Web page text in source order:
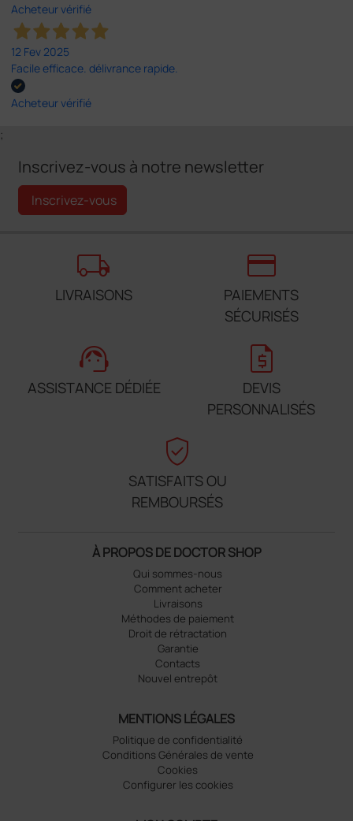
Acheteur vérifié
12 Fev 2025
Facile efficace. délivrance rapide.
Acheteur vérifié
;
Inscrivez-vous à notre newsletter
Inscrivez-vous
local_shipping
LIVRAISONS
credit_card
PAIEMENTS
SÉCURISÉS
support_agent
ASSISTANCE DÉDIÉE
request_quote
DEVIS
PERSONNALISÉS
verified_user
SATISFAITS OU
REMBOURSÉS
À PROPOS DE DOCTOR SHOP
Qui sommes-nous
Comment acheter
Livraisons
Méthodes de paiement
Droit de rétractation
Garantie
Contacts
Nouvel entrepôt
MENTIONS LÉGALES
Politique de confidentialité
Conditions Générales de vente
Cookies
Configurer les cookies